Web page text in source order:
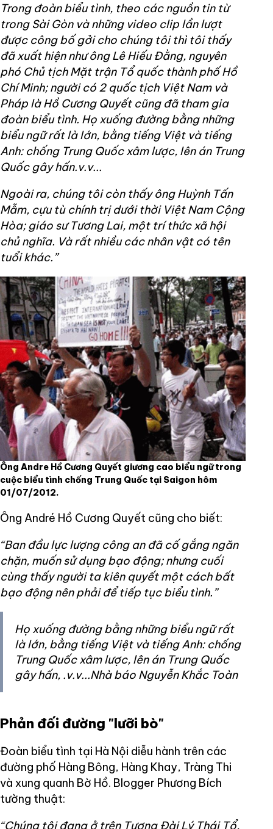
Trong đoàn biểu tình, theo các nguồn tin từ
trong Sài Gòn và những video clip lần lượt
được công bố gởi cho chúng tôi thì tôi thấy
đã xuất hiện như ông Lê Hiếu Đằng, nguyên
phó Chủ tịch Mặt trận Tổ quốc thành phố Hồ
Chí Minh; người có 2 quốc tịch Việt Nam và
Pháp là Hồ Cương Quyết cũng đã tham gia
đoàn biểu tình. Họ xuống đường bằng những
biểu ngữ rất là lớn, bằng tiếng Việt và tiếng
Anh: chống Trung Quốc xâm lược, lên án Trung
Quốc gây hấn.v.v...
Ngoài ra, chúng tôi còn thấy ông Huỳnh Tấn
Mẫm, cựu tù chính trị dưới thời Việt Nam Cộng
Hòa; giáo sư Tương Lai, một trí thức xã hội
chủ nghĩa. Và rất nhiều các nhân vật có tên
tuổi khác.”
Ông Andre Hồ Cương Quyết giương cao biểu ngữ trong
cuộc biểu tình chống Trung Quốc tại Saigon hôm
01/07/2012.
Ông André Hồ Cương Quyết cũng cho biết:
“Ban đầu lực lượng công an đã cố gắng ngăn
chặn, muốn sử dụng bạo động; nhưng cuối
cùng thấy người ta kiên quyết một cách bất
bạo động nên phải để tiếp tục biểu tình.”
Họ xuống đường bằng những biểu ngữ rất
là lớn, bằng tiếng Việt và tiếng Anh: chống
Trung Quốc xâm lược, lên án Trung Quốc
gây hấn, .v.v...Nhà báo Nguyễn Khắc Toàn
Phản đối đường "lưỡi bò"
Đoàn biểu tình tại Hà Nội diễu hành trên các
đường phố Hàng Bông, Hàng Khay, Tràng Thi
và xung quanh Bờ Hồ. Blogger Phương Bích
tường thuật:
“Chúng tôi đang ở trên Tượng Đài Lý Thái Tổ,